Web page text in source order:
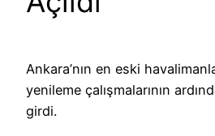
Ankara’nın en eski
yenileme çalışmalarının
girdi.